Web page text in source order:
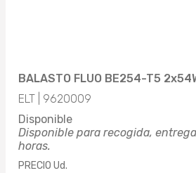
BALASTO FLUO BE254-T5
ELT | 9620009
Disponible
Disponible para recogida,
horas.
PRECIO Ud.